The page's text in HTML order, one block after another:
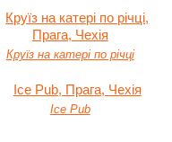
Круїз на катері по річці
Ice Pub